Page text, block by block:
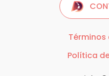
Términos
Política